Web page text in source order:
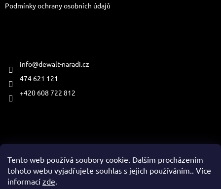
Tento web používá soubory cookie. Dalším procházením
tohoto webu vyjadřujete souhlas s jejich používáním.. Více
informací zde.
Podmínky ochrany osobních údajů
info@dewalt-naradi.cz
474 621 121
+420 608 722 812